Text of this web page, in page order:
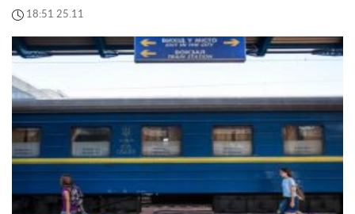
18:51 25.11